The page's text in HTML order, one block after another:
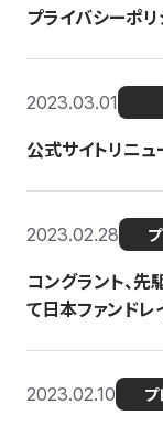
プライバシーポ
2023.03.01
公式サイトリニ
2023.02.28
コングラント、
て日本ファンド
2023.02.10 プ